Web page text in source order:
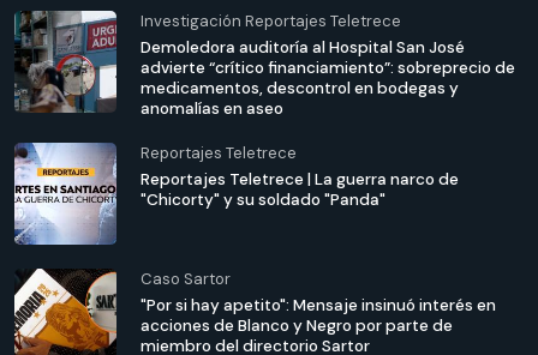
Investigación Reportajes Teletrece
Demoledora auditoría al Hospital San José
advierte “crítico financiamiento”: sobreprecio de
medicamentos, descontrol en bodegas y
anomalías en aseo
Reportajes Teletrece
Reportajes Teletrece | La guerra narco de
"Chicorty" y su soldado "Panda"
Caso Sartor
"Por si hay apetito": Mensaje insinuó interés en
acciones de Blanco y Negro por parte de
miembro del directorio Sartor